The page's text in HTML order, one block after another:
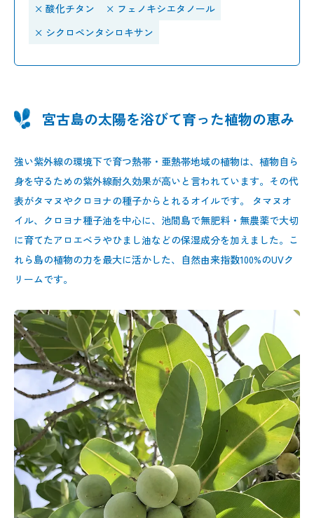
× 酸化チタン
× フェノキシエタノール
× シクロペンタシロキサン
宮古島の太陽を浴びて育った植物の恵み
強い紫外線の環境下で育つ熱帯・亜熱帯地域の植物は、植物自ら
身を守るための紫外線耐久効果が高いと言われています。その代
表がタマヌやクロヨナの種子からとれるオイルです。 タマヌオ
イル、クロヨナ種子油を中心に、池間島で無肥料・無農薬で大切
に育てたアロエベラやひまし油などの保湿成分を加えました。こ
れら島の植物の力を最大に活かした、自然由来指数100%のUVク
リームです。